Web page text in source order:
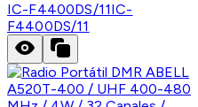
IC-F4400DS/11IC-
F4400DS/11